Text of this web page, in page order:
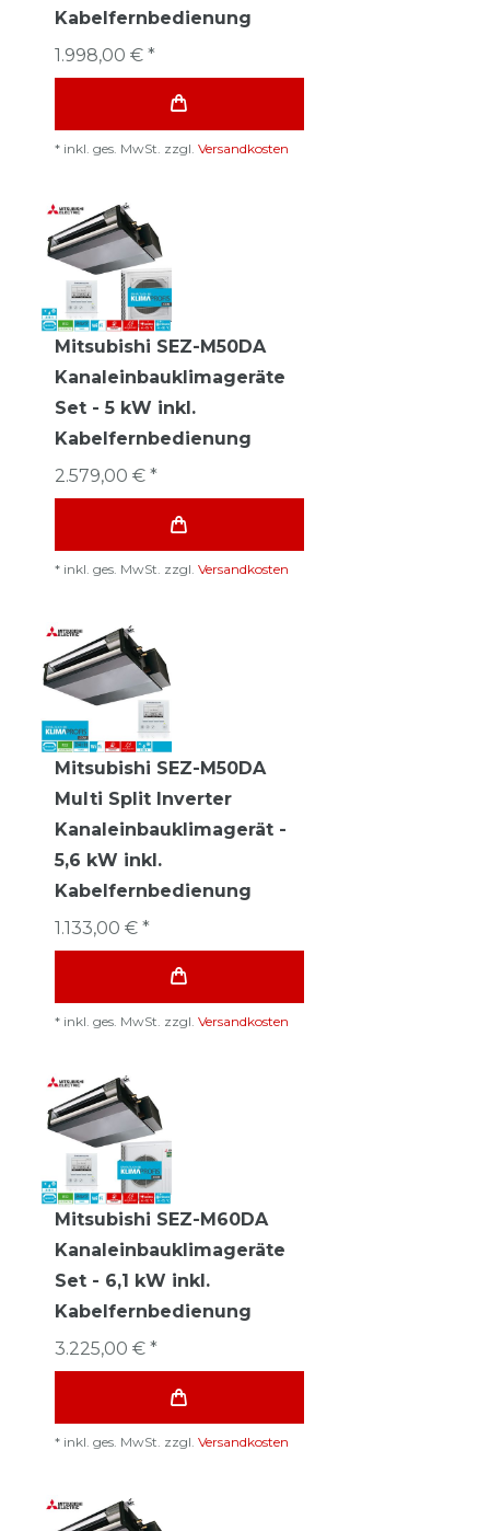
Kabelfernbedienung
1.998,00 € *
* inkl. ges. MwSt. zzgl. Versandkosten
Mitsubishi SEZ-M50DA
Kanaleinbauklimageräte
Set - 5 kW inkl.
Kabelfernbedienung
2.579,00 € *
* inkl. ges. MwSt. zzgl. Versandkosten
Mitsubishi SEZ-M50DA
Multi Split Inverter
Kanaleinbauklimagerät -
5,6 kW inkl.
Kabelfernbedienung
1.133,00 € *
* inkl. ges. MwSt. zzgl. Versandkosten
Mitsubishi SEZ-M60DA
Kanaleinbauklimageräte
Set - 6,1 kW inkl.
Kabelfernbedienung
3.225,00 € *
* inkl. ges. MwSt. zzgl. Versandkosten